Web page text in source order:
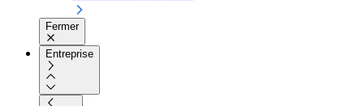
Fermer
Entreprise